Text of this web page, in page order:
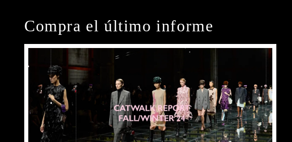
Compra el último informe